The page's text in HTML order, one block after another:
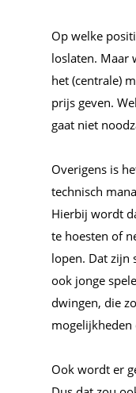
Op welke
loslaten. Maar
het (centrale)
prijs geven.
gaat niet
Overigens is
technisch
Hierbij wordt
te hoesten of
lopen. Dat zijn
ook jonge
dwingen, die
mogelijkheden
Ook wordt er